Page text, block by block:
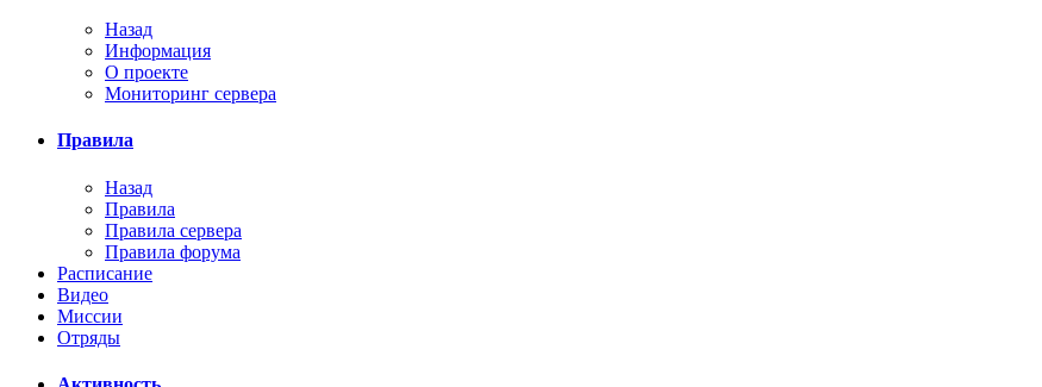
Назад
Информация
О проекте
Мониторинг сервера
Правила
Назад
Правила
Правила сервера
Правила форума
Расписание
Видео
Миссии
Отряды